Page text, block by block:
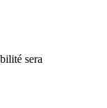
sera